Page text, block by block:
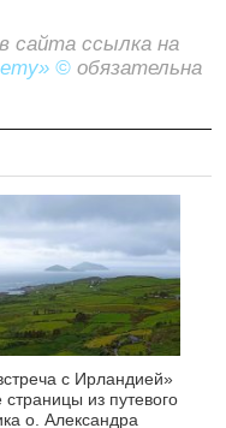
сайта ссылка на
© обязательна
с Ирландией»
страницы из путевого
о. Александра